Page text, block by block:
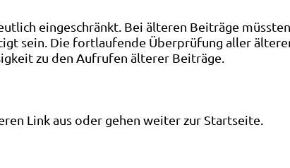
eingeschränkt. Bei älteren Beiträge
sein. Die fortlaufende Überprüfung aller
zu den Aufrufen älterer Beiträge.
Link aus oder gehen weiter zur Startseite.